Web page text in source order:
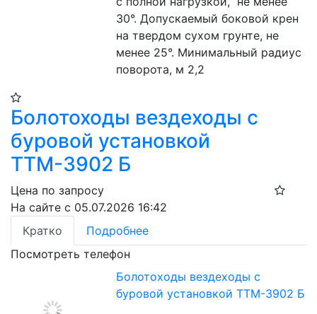
30°. Допускаемый боковой крен
на твердом сухом грунте, не
менее 25°. Минимальный радиус
поворота, м 2,2
Болотоходы вездеходы с
буровой установкой
ТТМ-3902 Б
Цена по запросу
На сайте с 05.07.2026 16:42
Кратко
Подробнее
Посмотреть телефон
Болотоходы вездеходы с
буровой установкой ТТМ-3902 Б